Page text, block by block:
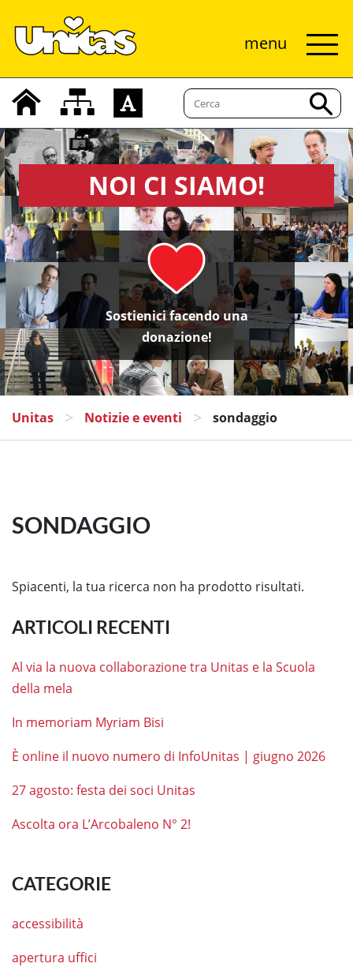
menu
NOI CI SIAMO!
Sostienici facendo una
donazione!
Unitas > Notizie e eventi > sondaggio
SONDAGGIO
Spiacenti, la tua ricerca non ha prodotto risultati.
ARTICOLI RECENTI
Al via la nuova collaborazione tra Unitas e la Scuola
della mela
In memoriam Myriam Bisi
È online il nuovo numero di InfoUnitas | giugno 2026
27 agosto: festa dei soci Unitas
Ascolta ora L’Arcobaleno N° 2!
CATEGORIE
accessibilità
apertura uffici